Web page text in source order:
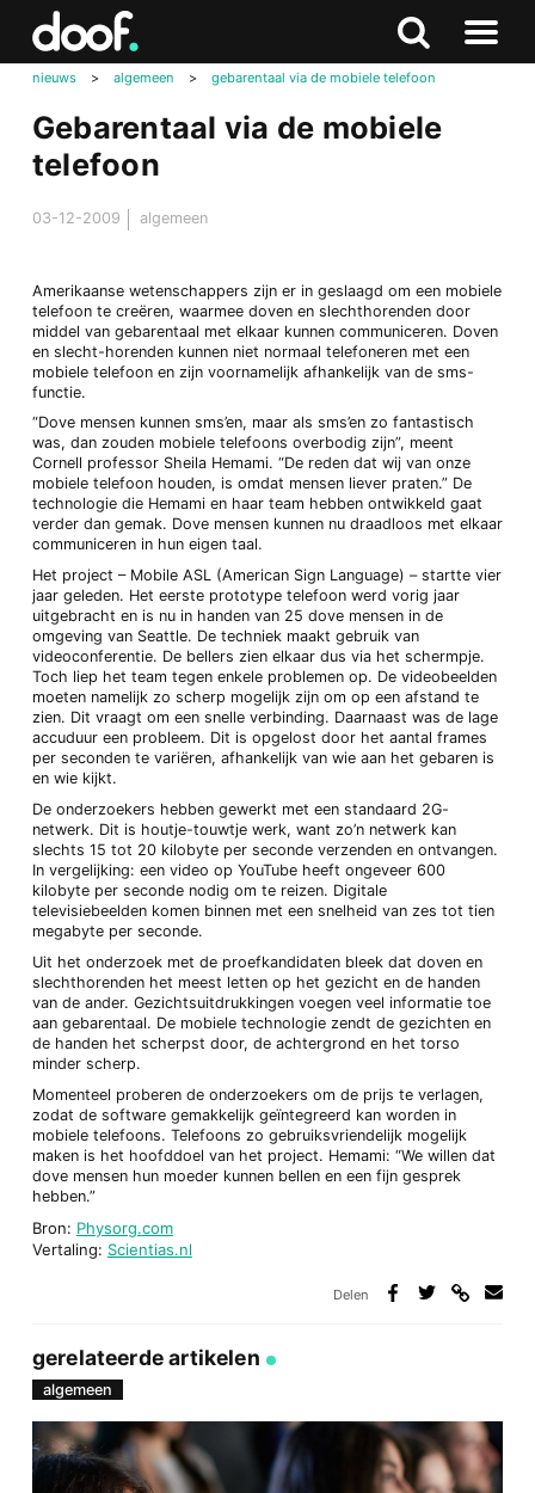
Zoeken
Naar
nieuws > algemeen > gebarentaal via de mobiele telefoon
Gebarentaal via de mobiele
telefoon
03-12-2009 algemeen
Amerikaanse wetenschappers zijn er in geslaagd om een mobiele
telefoon te creëren, waarmee doven en slechthorenden door
middel van gebarentaal met elkaar kunnen communiceren. Doven
en slecht-horenden kunnen niet normaal telefoneren met een
mobiele telefoon en zijn voornamelijk afhankelijk van de sms-
functie.
“Dove mensen kunnen sms’en, maar als sms’en zo fantastisch
was, dan zouden mobiele telefoons overbodig zijn”, meent
Cornell professor Sheila Hemami. “De reden dat wij van onze
mobiele telefoon houden, is omdat mensen liever praten.” De
technologie die Hemami en haar team hebben ontwikkeld gaat
verder dan gemak. Dove mensen kunnen nu draadloos met elkaar
communiceren in hun eigen taal.
Het project – Mobile ASL (American Sign Language) – startte vier
jaar geleden. Het eerste prototype telefoon werd vorig jaar
uitgebracht en is nu in handen van 25 dove mensen in de
omgeving van Seattle. De techniek maakt gebruik van
videoconferentie. De bellers zien elkaar dus via het schermpje.
Toch liep het team tegen enkele problemen op. De videobeelden
moeten namelijk zo scherp mogelijk zijn om op een afstand te
zien. Dit vraagt om een snelle verbinding. Daarnaast was de lage
accuduur een probleem. Dit is opgelost door het aantal frames
per seconden te variëren, afhankelijk van wie aan het gebaren is
en wie kijkt.
De onderzoekers hebben gewerkt met een standaard 2G-
netwerk. Dit is houtje-touwtje werk, want zo’n netwerk kan
slechts 15 tot 20 kilobyte per seconde verzenden en ontvangen.
In vergelijking: een video op YouTube heeft ongeveer 600
kilobyte per seconde nodig om te reizen. Digitale
televisiebeelden komen binnen met een snelheid van zes tot tien
megabyte per seconde.
Uit het onderzoek met de proefkandidaten bleek dat doven en
slechthorenden het meest letten op het gezicht en de handen
van de ander. Gezichtsuitdrukkingen voegen veel informatie toe
aan gebarentaal. De mobiele technologie zendt de gezichten en
de handen het scherpst door, de achtergrond en het torso
minder scherp.
Momenteel proberen de onderzoekers om de prijs te verlagen,
zodat de software gemakkelijk geïntegreerd kan worden in
mobiele telefoons. Telefoons zo gebruiksvriendelijk mogelijk
maken is het hoofddoel van het project. Hemami: “We willen dat
dove mensen hun moeder kunnen bellen en een fijn gesprek
hebben.”
Bron: Physorg.com
Vertaling: Scientias.nl
Delen
gerelateerde artikelen
algemeen
Doof.nl
Zoeken